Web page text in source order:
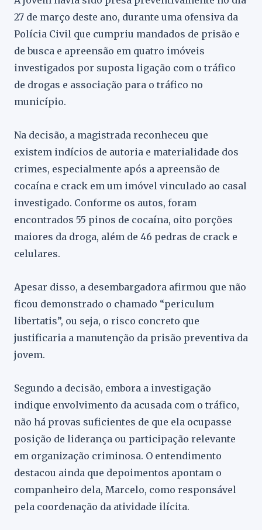
27 de março deste ano, durante uma ofensiva da
Polícia Civil que cumpriu mandados de prisão e
de busca e apreensão em quatro imóveis
investigados por suposta ligação com o tráfico
de drogas e associação para o tráfico no
município.
Na decisão, a magistrada reconheceu que
existem indícios de autoria e materialidade dos
crimes, especialmente após a apreensão de
cocaína e crack em um imóvel vinculado ao casal
investigado. Conforme os autos, foram
encontrados 55 pinos de cocaína, oito porções
maiores da droga, além de 46 pedras de crack e
celulares.
Apesar disso, a desembargadora afirmou que não
ficou demonstrado o chamado “periculum
libertatis”, ou seja, o risco concreto que
justificaria a manutenção da prisão preventiva da
jovem.
Segundo a decisão, embora a investigação
indique envolvimento da acusada com o tráfico,
não há provas suficientes de que ela ocupasse
posição de liderança ou participação relevante
em organização criminosa. O entendimento
destacou ainda que depoimentos apontam o
companheiro dela, Marcelo, como responsável
pela coordenação da atividade ilícita.